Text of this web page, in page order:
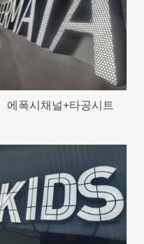
891
에폭시채널+타공시트
708